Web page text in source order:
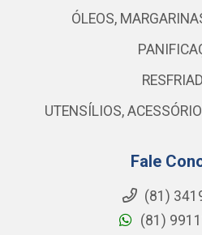
ÓLEOS,
UTENSÍLIOS,
Fale
(81)
(81)